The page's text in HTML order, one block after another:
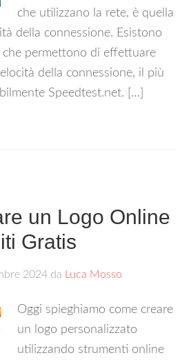
che utilizzano la rete, è quella
della connessione. Esistono
permettono di effettuare
della connessione, il più
Speedtest.net. […]
un Logo Online
Gratis
2024 da Luca Mosso
Oggi spieghiamo come creare
un logo personalizzato
utilizzando strumenti online